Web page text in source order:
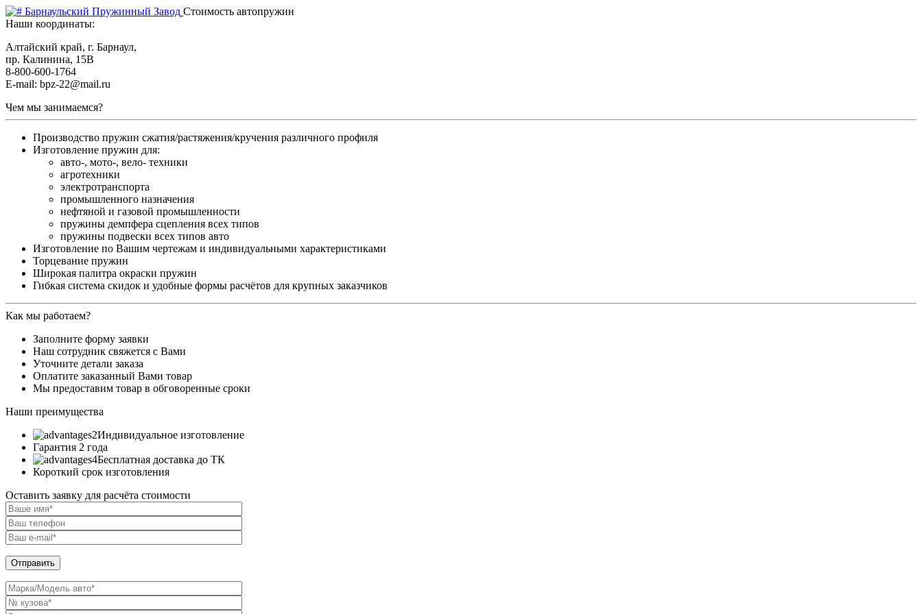
Барнаульский Пружинный Завод Стоимость автопружин
Наши координаты:
Алтайский край, г. Барнаул,
пр. Калинина, 15В
8-800-600-1764
E-mail: bpz-22@mail.ru
Чем мы занимаемся?
Производство пружин сжатия/растяжения/кручения различного профиля
Изготовление пружин для:
авто-, мото-, вело- техники
агротехники
электротранспорта
промышленного назначения
нефтяной и газовой промышленности
пружины демпфера сцепления всех типов
пружины подвески всех типов авто
Изготовление по Вашим чертежам и индивидуальными характеристиками
Торцевание пружин
Широкая палитра окраски пружин
Гибкая система скидок и удобные формы расчётов для крупных заказчиков
Как мы работаем?
Заполните форму заявки
Наш сотрудник свяжется с Вами
Уточните детали заказа
Оплатите заказанный Вами товар
Мы предоставим товар в обговоренные сроки
Наши преимущества
Индивидуальное изготовление
Гарантия 2 года
Бесплатная доставка до ТК
Короткий срок изготовления
Оставить заявку для расчёта стоимости